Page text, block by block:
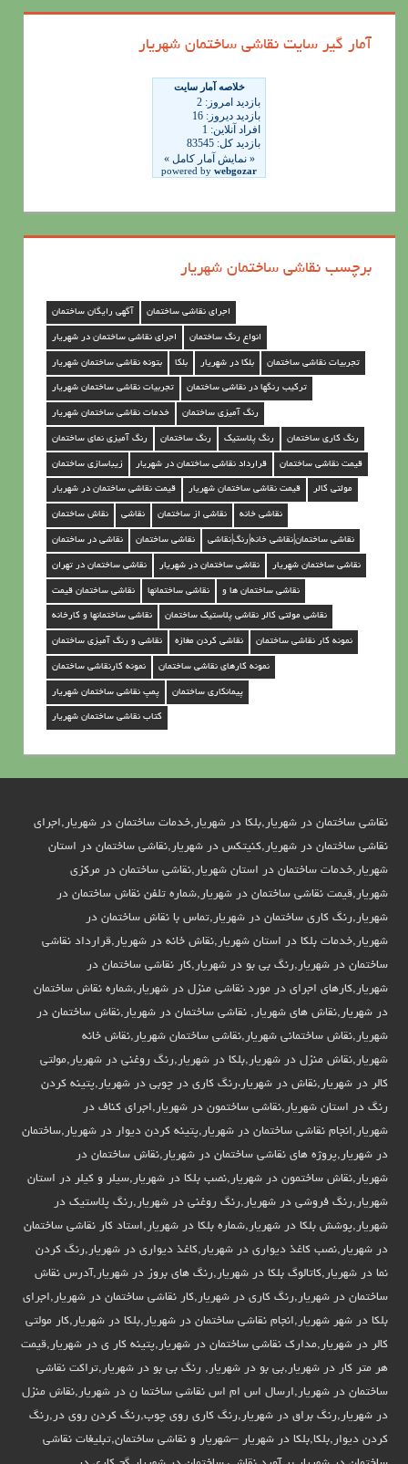
ش
ی
س
ن
د
ر
آمار گیر سایت نقاشی ساختمان شهریار
برچسب نقاشی ساختمان شهریار
آگهی رایگان ساختمان اجرای نقاشی ساختمان
اجرای نقاشی ساختمان در شهریار انواع رنگ ساختمان
بتونه نقاشی ساختمان شهریار بلکا بلکا در شهریار تجربیات نقاشی ساختمان
تجربیات نقاشی ساختمان شهریار ترکیب رنگها در نقاشی ساختمان
خدمات نقاشی ساختمان شهریار رنگ آمیزی ساختمان
رنگ آمیزی نمای ساختمان رنگ ساختمان رنگ پلاستیک رنگ کاری ساختمان
زیباسازی ساختمان قرارداد نقاشی ساختمان در شهریار قیمت نقاشی ساختمان
قیمت نقاشی ساختمان در شهریار قیمت نقاشی ساختمان شهریار مولتی کالر
نقاش ساختمان نقاشی نقاشی از ساختمان نقاشی خانه
نقاشی در ساختمان نقاشی ساختمان نقاشی ساختمان|نقاشی خانه|رنگ|نقاشی
نقاشی ساختمان در تهران نقاشی ساختمان در شهریار نقاشی ساختمان شهریار
نقاشی ساختمان قیمت نقاشی ساختمانها نقاشی ساختمان ها و
نقاشی ساختمانها و کارخانه نقاشی مولتی کالر نقاشی پلاستیک ساختمان
نقاشی و رنگ آمیزی ساختمان نقاشی کردن مغازه نمونه کار نقاشی ساختمان
نمونه کارنقاشی ساختمان نمونه کارهای نقاشی ساختمان
پمپ نقاشی ساختمان شهریار پیمانکاری ساختمان
کتاب نقاشی ساختمان شهریار
نقاشی ساختمان در شهریار,بلکا در شهریار,خدمات ساختمان در شهریار,اجرای
نقاشی ساختمان در شهریار,کنیتکس در شهریار,نقاشی ساختمان در استان
شهریار,خدمات ساختمان در استان شهریار,نقاشی ساختمان در مرکزی
شهریار,قیمت نقاشی ساختمان در شهریار,شماره تلفن نقاش ساختمان در
شهریار,رنگ کاری ساختمان در شهریار,تماس با نقاش ساختمان در
شهریار,خدمات بلکا در استان شهریار,نقاش خانه در شهریار,قرارداد نقاشی
ساختمان در شهریار,رنگ بی بو در شهریار,کار نقاشی ساختمان در
شهریار,کارهای اجرای در مورد نقاشی منزل در شهریار,شماره نقاش ساختمان
در شهریار,نقاش های شهریار, نقاشی ساختمان در شهریار,نقاش ساختمان در
شهریار,نقاش ساختمانی شهریار,نقاشی ساختمان شهریار,نقاش خانه
شهریار,نقاش منزل در شهریار,بلکا در شهریار,رنگ روغنی در شهریار,مولتی
کالر در شهریار,نقاش در شهریار،رنگ کاری در چوبی در شهریار,پتینه کردن
رنگ در استان شهریار,نقاشی ساختمون در شهریار,اجرای کناف در
شهریار,انجام نقاشی ساختمان در شهریار,پتینه کردن دیوار در شهریار,ساختمان
در شهریار,پروژه های نقاشی ساختمان در شهریار,نقاش ساختمان در
شهریار,نقاش ساختمون در شهریار,نصب بلکا در شهریار,سیلر و کیلر در استان
شهریار,رنگ فروشی در شهریار,رنگ روغنی در شهریار,رنگ پلاستیک در
شهریار,پوشش بلکا در شهریار,شماره بلکا در شهریار,استاد کار نقاشی ساختمان
در شهریار,نصب کاغذ دیواری در شهریار,کاغذ دیواری در شهریار,رنگ کردن
نما در شهریار,کاتالوگ بلکا در شهریار,رنگ های بروز در شهریار,آدرس نقاش
ساختمان در شهریار,رنگ کاری در شهریار,کار نقاشی ساختمان در شهریار,اجرای
بلکا در شهر شهریار,انجام نقاشی ساختمان در شهریار,بلکا در شهریار,کار مولتی
کالر در شهریار,مدارک نقاشی ساختمان در شهریار,پتینه کار ی در شهریار,قیمت
هر متر کار در شهریار,بی بو در شهریار, رنگ بی بو در شهریار,تراکت نقاشی
ساختمان در شهریار,ارسال اس ام اس نقاشی ساختما ن در شهریار,نقاش منزل
در شهریار,رنگ براق در شهریار,رنگ کاری روی چوب,رنگ کردن روی در,رنگ
کردن دیوار,بلکا,بلکا در شهریار –شهریار و نقاشی ساختمان,تبلیغات نقاشی